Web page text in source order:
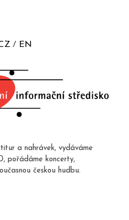
EN
a nahrávek, vydáváme
pořádáme koncerty,
českou hudbu.